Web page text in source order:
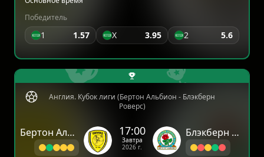
Победитель
1 1.57 X 3.95 2 5.6
Англия. Кубок лиги (Бертон Альбион - Блэкберн
Роверс)
Бертон Альбион 17:00
Завтра
2026 г.
Блэкберн Роверс